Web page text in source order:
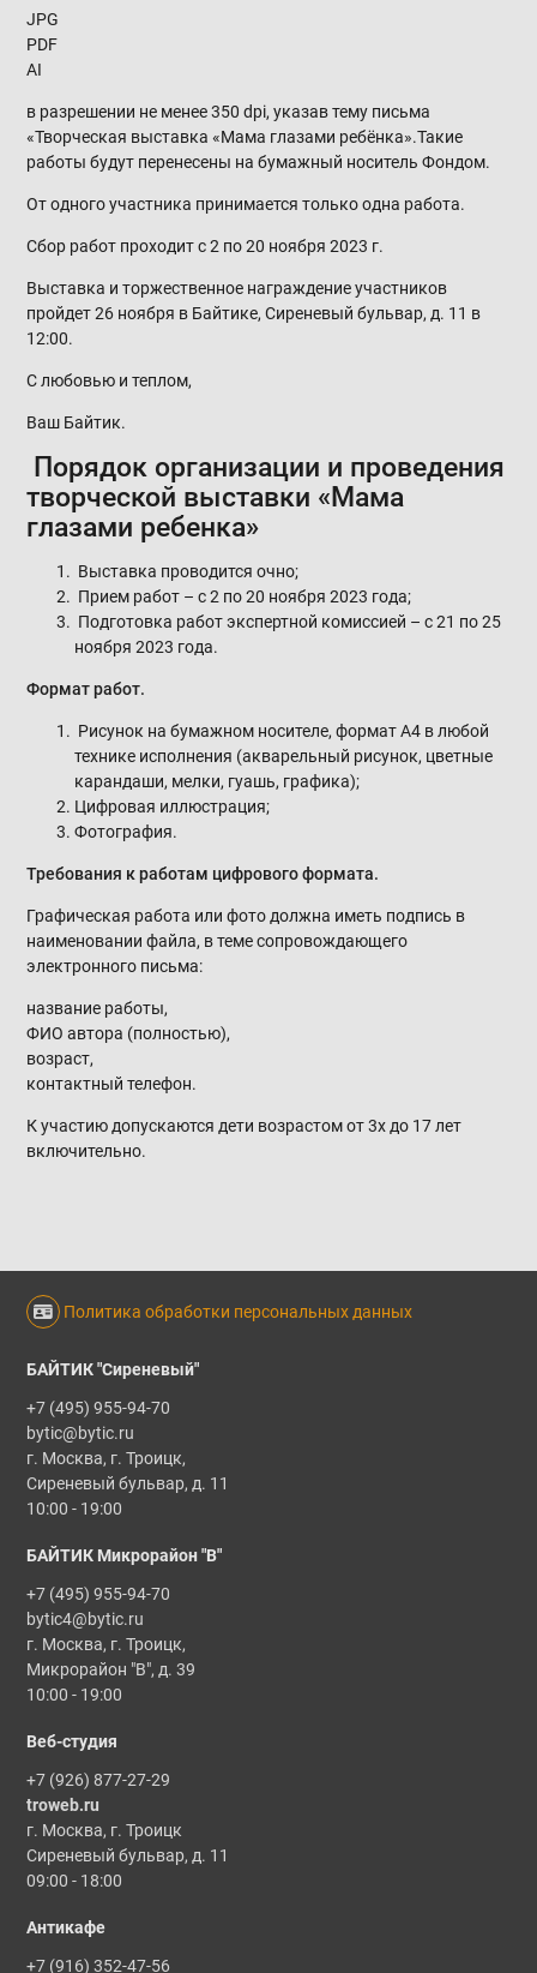
JPG
PDF
AI
в разрешении не менее 350 dpi, указав тему письма
«Творческая выставка «Мама глазами ребёнка».Такие
работы будут перенесены на бумажный носитель Фондом.
От одного участника принимается только одна работа.
Сбор работ проходит с 2 по 20 ноября 2023 г.
Выставка и торжественное награждение участников
пройдет 26 ноября в Байтике, Сиреневый бульвар, д. 11 в
12:00.
С любовью и теплом,
Ваш Байтик.
Порядок организации и проведения
творческой выставки «Мама
глазами ребенка»
Выставка проводится очно;
Прием работ – с 2 по 20 ноября 2023 года;
Подготовка работ экспертной комиссией – с 21 по 25
ноября 2023 года.
Формат работ.
Рисунок на бумажном носителе, формат А4 в любой
технике исполнения (акварельный рисунок, цветные
карандаши, мелки, гуашь, графика);
Цифровая иллюстрация;
Фотография.
Требования к работам цифрового формата.
Графическая работа или фото должна иметь подпись в
наименовании файла, в теме сопровождающего
электронного письма:
название работы,
ФИО автора (полностью),
возраст,
контактный телефон.
К участию допускаются дети возрастом от 3х до 17 лет
включительно.
Политика обработки персональных данных
БАЙТИК "Сиреневый"
+7 (495) 955-94-70
bytic@bytic.ru
г. Москва, г. Троицк,
Сиреневый бульвар, д. 11
10:00 - 19:00
БАЙТИК Микрорайон "В"
+7 (495) 955-94-70
bytic4@bytic.ru
г. Москва, г. Троицк,
Микрорайон "В", д. 39
10:00 - 19:00
Веб-студия
+7 (926) 877-27-29
troweb.ru
г. Москва, г. Троицк
Сиреневый бульвар, д. 11
09:00 - 18:00
Антикафе
+7 (916) 352-47-56